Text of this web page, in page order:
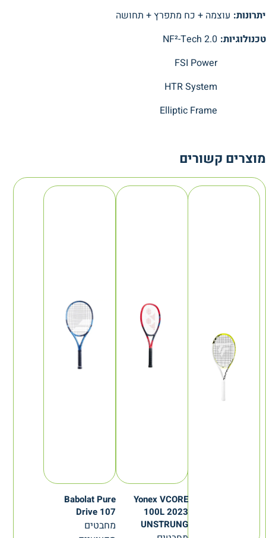
יתרונות: עוצמה + כח מתפרץ + תחושה
טכנולוגיות: NF²-Tech 2.0
FSI Power
HTR System
Elliptic Frame
מוצרים קשורים
Yonex VCORE
100L 2023
UNSTRUNG
Babolat Pure
Drive 107
מחבטים